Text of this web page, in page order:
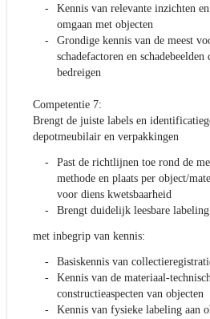
Kennis van relevante inzichten
omgaan met objecten
Grondige kennis van de meest
schadefactoren en
bedreigen
Competentie 7:
Brengt de juiste labels en
depotmeubilair en verpakkingen
Past de richtlijnen toe rond de
methode en plaats per object/
voor diens kwetsbaarheid
Brengt duidelijk leesbare labeling
met inbegrip van kennis:
Basiskennis van
Kennis van de materiaal-
constructieaspecten van objecten
Kennis van fysieke labeling aan